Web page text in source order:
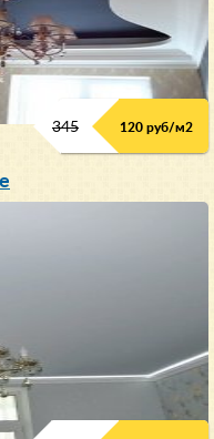
345 120 руб/м2